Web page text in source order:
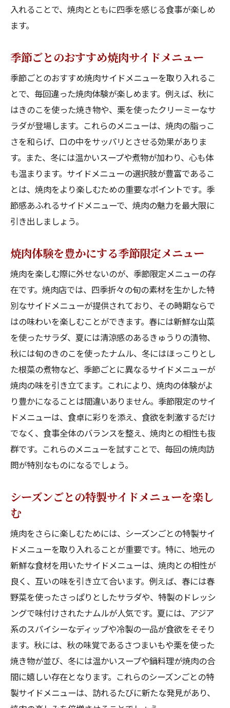
入れることで、焼肉とともに四季を感じる食事が楽しめ
ます。
季節ごとのおすすめ焼肉サイドメニュー
季節ごとのおすすめ焼肉サイドメニューを取り入れるこ
とで、毎回違った焼肉体験が楽しめます。例えば、秋に
はきのこを使った焼き物や、栗を使ったクリーミーなサ
ラダが登場します。これらのメニューは、焼肉の脂っこ
さを和らげ、口の中をサッパリとさせる効果がありま
す。また、冬には温かいスープや煮物が加わり、心も体
も温まります。サイドメニューの選択肢が豊富であるこ
とは、焼肉をより楽しむための重要なポイントです。季
節感あふれるサイドメニューで、焼肉の魅力を最大限に
引き出しましょう。
焼肉体験を豊かにする季節限定メニュー
焼肉を楽しむ際に外せないのが、季節限定メニューの存
在です。焼肉店では、四季折々の旬の素材を生かした特
別なサイドメニューが提供されており、その時期ならで
はの味わいを楽しむことができます。春には新鮮な山菜
を使ったサラダ、夏には清涼感のあるきゅうりの漬物、
秋には旬のきのこを使ったナムル、冬にはほっこりとし
た根菜の煮物など、季節ごとに異なるサイドメニューが
焼肉の味を引き立てます。これにより、焼肉の体験がよ
り豊かになることは間違いありません。季節限定のサイ
ドメニューは、食卓に彩りを添え、食欲を刺激するだけ
でなく、食事全体のバランスを整え、焼肉との相性も抜
群です。これらのメニューを試すことで、毎回の焼肉訪
問が特別なものになるでしょう。
シーズンごとの特製サイドメニューを楽し
む
焼肉をさらに楽しむためには、シーズンごとの特製サイ
ドメニューを取り入れることが重要です。特に、地元の
新鮮な食材を用いたサイドメニューは、焼肉との相性が
良く、互いの味を引き立て合います。例えば、春には春
野菜を使ったさっぱりとしたサラダや、特製のドレッシ
ングで味付けされたナムルが人気です。夏には、アジア
系のスパイシーなディップや冷製の一品が食欲をそそり
ます。秋には、秋の味覚であるさつまいもや栗を使った
焼き物が並び、冬には温かいスープや鍋料理が焼肉の合
間に嬉しい存在となります。これらのシーズンごとの特
製サイドメニューは、訪れるたびに新たな発見があり、